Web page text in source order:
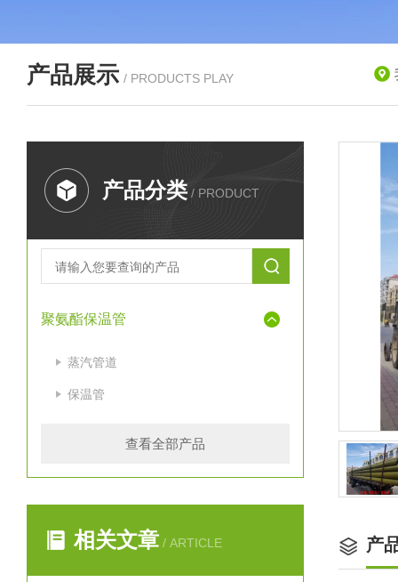
产品展示 / PRODUCTS PLAY
产品分类 / PRODUCT
聚氨酯保温管
蒸汽管道
保温管
查看全部产品
相关文章 / ARTICLE 产